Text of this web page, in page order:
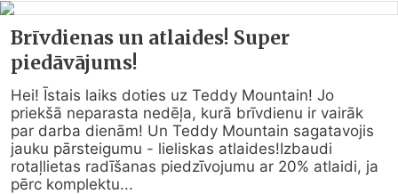
Brīvdienas un atlaides! Super
piedāvājums!
Hei! Īstais laiks doties uz Teddy Mountain! Jo
priekšā neparasta nedēļa, kurā brīvdienu ir vairāk
par darba dienām! Un Teddy Mountain sagatavojis
jauku pārsteigumu - lieliskas atlaides!Izbaudi
rotaļlietas radīšanas piedzīvojumu ar 20% atlaidi, ja
pērc komplektu...